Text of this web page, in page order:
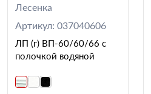
Лесенка
Артикул: 037040606
ЛП (г) ВП-60/60/66 с
полочкой водяной